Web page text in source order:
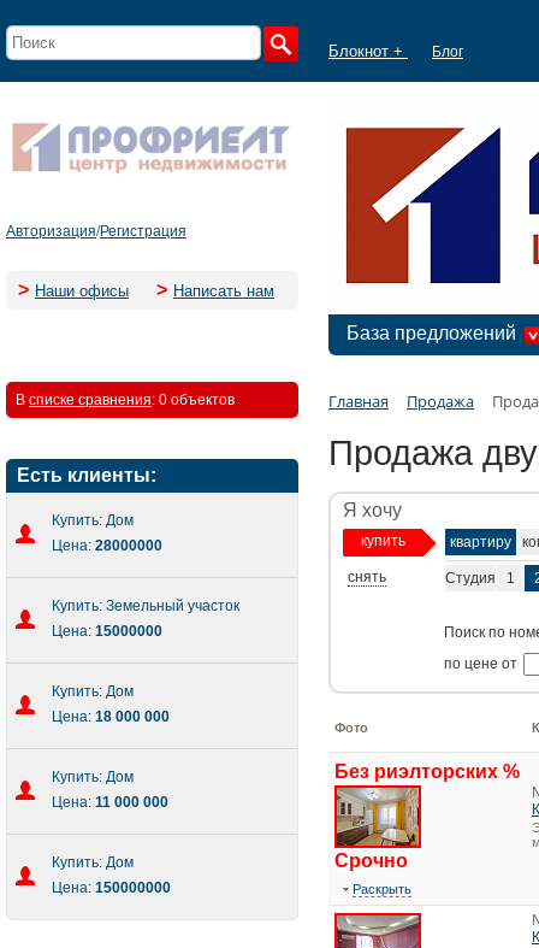
Блокнот + Блог
Авторизация/Регистрация
> Наши офисы > Написать нам
База предложений
В списке сравнения: 0 объектов
Есть клиенты:
Купить: Дом
Цена: 28000000
Купить: Земельный участок
Цена: 15000000
Купить: Дом
Цена: 18 000 000
Купить: Дом
Цена: 11 000 000
Купить: Дом
Цена: 150000000
Главная Продажа
Продажа
Я хочу
купить
снять
квартиру
Студия 1
Поиск по
по цене от
Фото
Без риэлторских %
Срочно
Раскрыть